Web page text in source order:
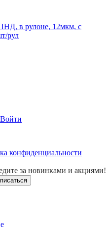
в рулоне, 12мкм, с
рул
Войти
конфиденциальности
за новинками и акциями!